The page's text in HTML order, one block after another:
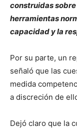
construidas sobre
herramientas
capacidad y la
Por su parte, un
señaló que las
medida
a discreción de
Dejó claro que la